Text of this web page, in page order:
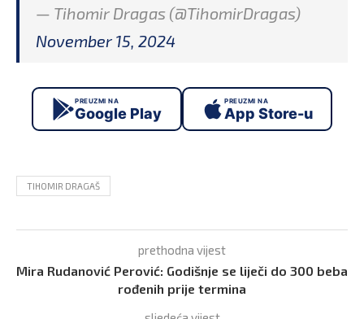
— Tihomir Dragas (@TihomirDragas)
November 15, 2024
PREUZMI NA
Google Play
PREUZMI NA
App Store-u
TIHOMIR DRAGAŠ
prethodna vijest
Mira Rudanović Perović: Godišnje se liječi do 300 beba
rođenih prije termina